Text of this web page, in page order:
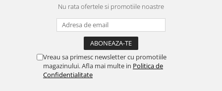
Nu rata ofertele si promotiile noastre
Vreau sa primesc newsletter cu promotiile
magazinului. Afla mai multe in Politica de
Confidentialitate